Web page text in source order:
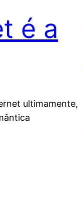
é a
ultimamente,